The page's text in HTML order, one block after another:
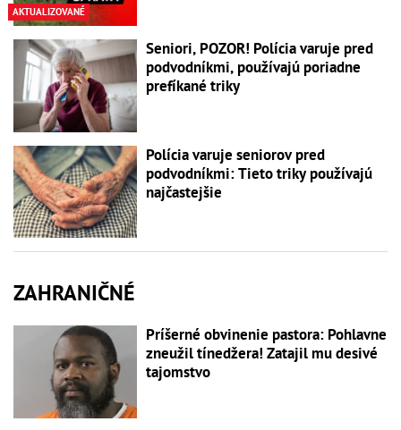
AKTUALIZOVANÉ
Seniori, POZOR! Polícia varuje pred
podvodníkmi, používajú poriadne
prefíkané triky
Polícia varuje seniorov pred
podvodníkmi: Tieto triky používajú
najčastejšie
ZAHRANIČNÉ
Príšerné obvinenie pastora: Pohlavne
zneužil tínedžera! Zatajil mu desivé
tajomstvo